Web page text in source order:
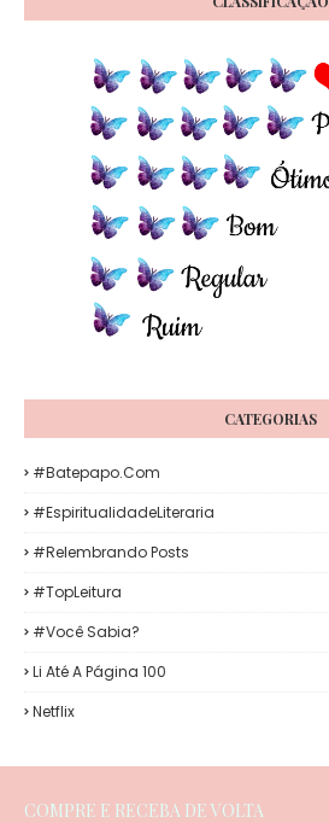
CATEGORIAS
#Batepapo.com
#EspiritualidadeLiteraria
#Relembrando Posts
#TopLeitura
#Você Sabia?
Li Até A Página 100
Netflix
COMPRE E RECEBA DE VOLTA